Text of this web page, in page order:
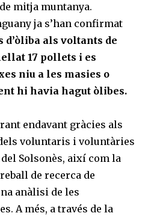
mitja muntanya.
ja s’han confirmat
d’òliba als voltants de
17 pollets i es
niu a les masies o
hi havia hagut òlibes.
endavant gràcies als
voluntaris i voluntàries
Solsonès, així com la
de recerca de
anàlisi de les
A més, a través de la